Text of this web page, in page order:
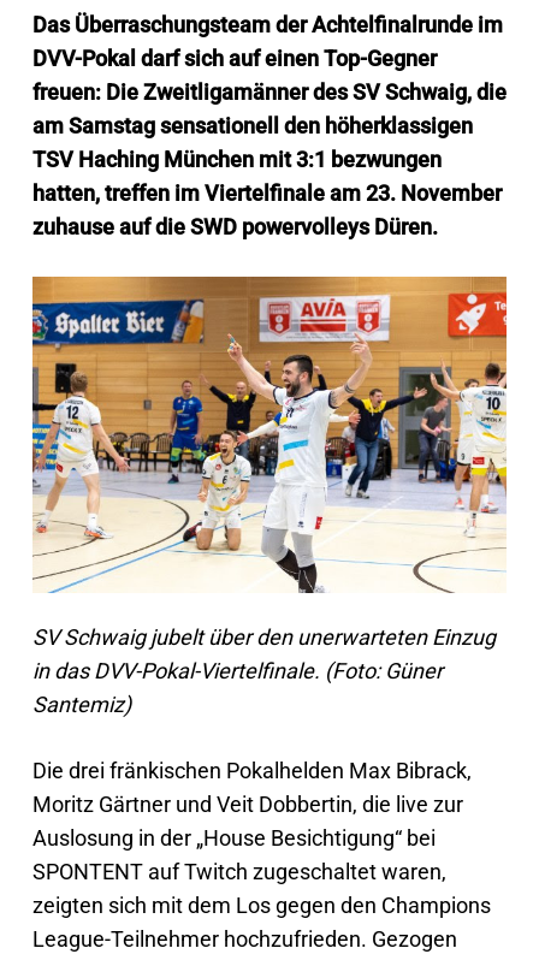
Das Überraschungsteam der Achtelfinalrunde im
DVV-Pokal darf sich auf einen Top-Gegner
freuen: Die Zweitligamänner des SV Schwaig, die
am Samstag sensationell den höherklassigen
TSV Haching München mit 3:1 bezwungen
hatten, treffen im Viertelfinale am 23. November
zuhause auf die SWD powervolleys Düren.
SV Schwaig jubelt über den unerwarteten Einzug
in das DVV-Pokal-Viertelfinale. (Foto: Güner
Santemiz)
Die drei fränkischen Pokalhelden Max Bibrack,
Moritz Gärtner und Veit Dobbertin, die live zur
Auslosung in der „House Besichtigung“ bei
SPONTENT auf Twitch zugeschaltet waren,
zeigten sich mit dem Los gegen den Champions
League-Teilnehmer hochzufrieden. Gezogen